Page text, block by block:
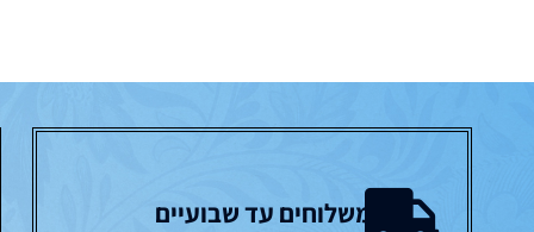
משלוחים עד שבועיים